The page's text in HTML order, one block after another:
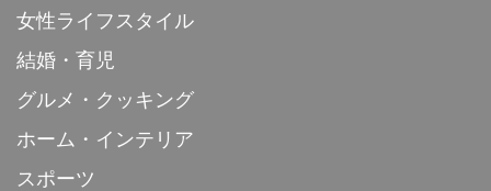
女性ライフスタイル
結婚・育児
グルメ・クッキング
ホーム・インテリア
スポーツ